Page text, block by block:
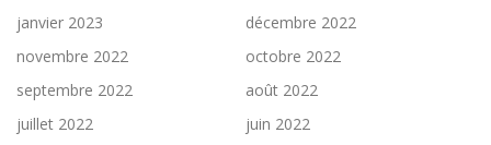
janvier 2023
décembre 2022
novembre 2022
octobre 2022
septembre 2022
août 2022
juillet 2022
juin 2022